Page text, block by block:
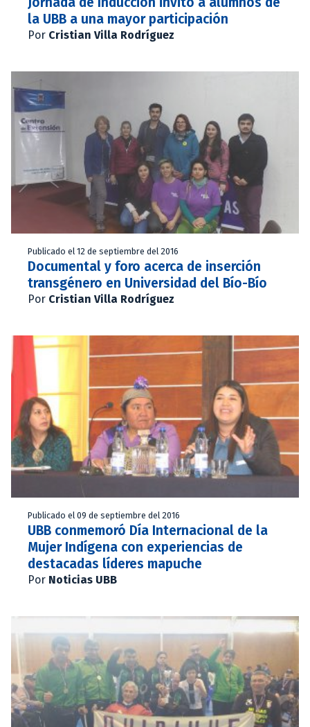
la UBB a una mayor participación
Por Cristian Villa Rodríguez
Publicado el 12 de septiembre del 2016
Documental y foro acerca de inserción
transgénero en Universidad del Bío-Bío
Por Cristian Villa Rodríguez
Publicado el 09 de septiembre del 2016
UBB conmemoró Día Internacional de la
Mujer Indígena con experiencias de
destacadas líderes mapuche
Por Noticias UBB